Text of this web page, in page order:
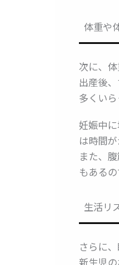
体重や
次に、体
出産後
多くいら
妊娠中
は時間
また、
もあるの
生活リ
さらに
新生児